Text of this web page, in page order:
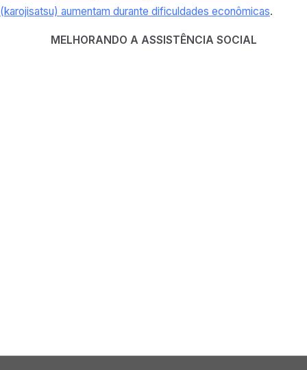
(karojisatsu) aumentam durante dificuldades econômicas.
MELHORANDO A ASSISTÊNCIA SOCIAL